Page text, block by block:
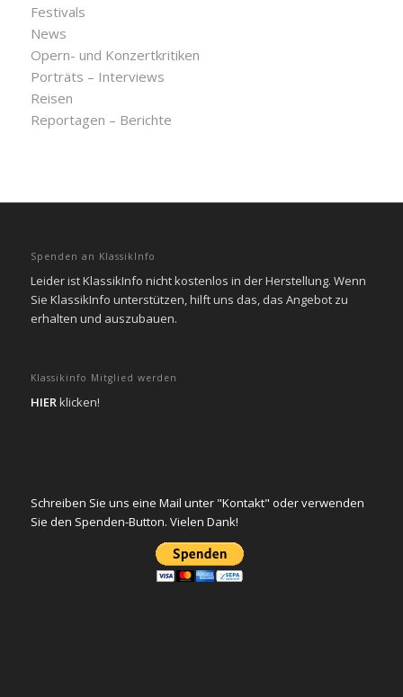
Festivals
News
Opern- und Konzertkritiken
Porträts – Interviews
Reisen
Reportagen – Berichte
Spenden an KlassikInfo
Leider ist KlassikInfo nicht kostenlos in der Herstellung. Wenn
Sie KlassikInfo unterstützen, hilft uns das, das Angebot zu
erhalten und auszubauen.
Klassikinfo Mitglied werden
HIERklicken!
Schreiben Sie uns eine Mail unter "Kontakt" oder verwenden
Sie den Spenden-Button. Vielen Dank!